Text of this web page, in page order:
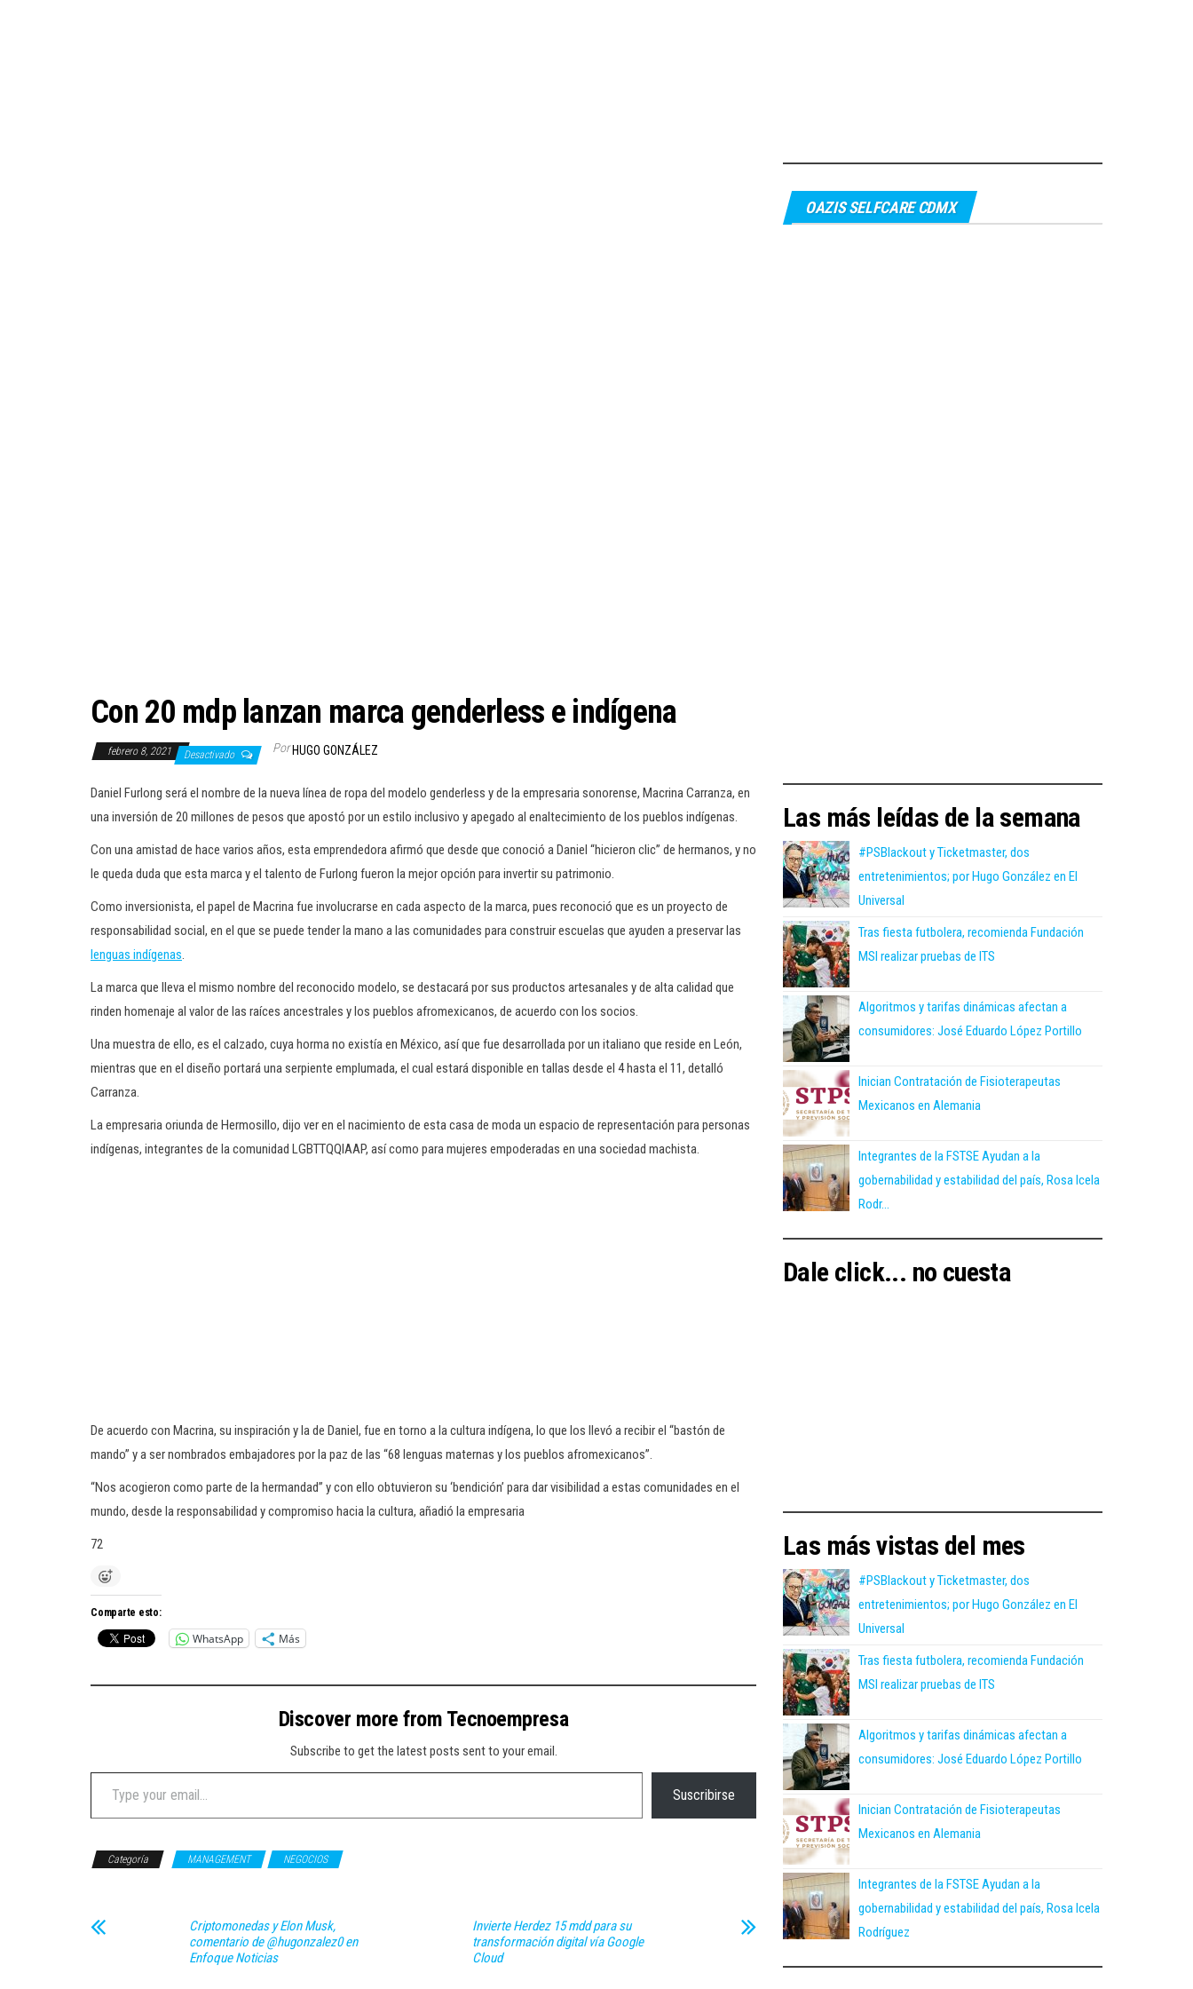
Con 20 mdp lanzan marca genderless e indígena
febrero 8, 2021 Desactivado Por HUGO GONZÁLEZ
Daniel Furlong será el nombre de la nueva línea de ropa del modelo genderless y de la empresaria sonorense, Macrina Carranza, en
una inversión de 20 millones de pesos que apostó por un estilo inclusivo y apegado al enaltecimiento de los pueblos indígenas.
Con una amistad de hace varios años, esta emprendedora afirmó que desde que conoció a Daniel “hicieron clic” de hermanos, y no
le queda duda que esta marca y el talento de Furlong fueron la mejor opción para invertir su patrimonio.
Como inversionista, el papel de Macrina fue involucrarse en cada aspecto de la marca, pues reconoció que es un proyecto de
responsabilidad social, en el que se puede tender la mano a las comunidades para construir escuelas que ayuden a preservar las
lenguas indígenas.
La marca que lleva el mismo nombre del reconocido modelo, se destacará por sus productos artesanales y de alta calidad que
rinden homenaje al valor de las raíces ancestrales y los pueblos afromexicanos, de acuerdo con los socios.
Una muestra de ello, es el calzado, cuya horma no existía en México, así que fue desarrollada por un italiano que reside en León,
mientras que en el diseño portará una serpiente emplumada, el cual estará disponible en tallas desde el 4 hasta el 11, detalló
Carranza.
La empresaria oriunda de Hermosillo, dijo ver en el nacimiento de esta casa de moda un espacio de representación para personas
indígenas, integrantes de la comunidad LGBTTQQIAAP, así como para mujeres empoderadas en una sociedad machista.
De acuerdo con Macrina, su inspiración y la de Daniel, fue en torno a la cultura indígena, lo que los llevó a recibir el “bastón de
mando” y a ser nombrados embajadores por la paz de las “68 lenguas maternas y los pueblos afromexicanos”.
“Nos acogieron como parte de la hermandad” y con ello obtuvieron su ‘bendición’ para dar visibilidad a estas comunidades en el
mundo, desde la responsabilidad y compromiso hacia la cultura, añadió la empresaria
72
Comparte esto:
WhatsApp Más
Discover more from Tecnoempresa
Subscribe to get the latest posts sent to your email.
Type your email…
Suscribirse
Categoría MANAGEMENT NEGOCIOS
Criptomonedas y Elon Musk,
comentario de @hugonzalez0 en
Enfoque Noticias
Invierte Herdez 15 mdd para su
transformación digital vía Google
Cloud
OAZIS SELFCARE CDMX
Las más leídas de la semana
#PSBlackout y Ticketmaster, dos
entretenimientos; por Hugo González en El
Universal
Tras fiesta futbolera, recomienda Fundación
MSI realizar pruebas de ITS
Algoritmos y tarifas dinámicas afectan a
consumidores: José Eduardo López Portillo
Inician Contratación de Fisioterapeutas
Mexicanos en Alemania
Integrantes de la FSTSE Ayudan a la
gobernabilidad y estabilidad del país, Rosa Icela
Rodr...
Dale click... no cuesta
Las más vistas del mes
#PSBlackout y Ticketmaster, dos
entretenimientos; por Hugo González en El
Universal
Tras fiesta futbolera, recomienda Fundación
MSI realizar pruebas de ITS
Algoritmos y tarifas dinámicas afectan a
consumidores: José Eduardo López Portillo
Inician Contratación de Fisioterapeutas
Mexicanos en Alemania
Integrantes de la FSTSE Ayudan a la
gobernabilidad y estabilidad del país, Rosa Icela
Rodríguez